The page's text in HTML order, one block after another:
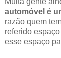
automóvel é
razão quem
referido
esse espaço